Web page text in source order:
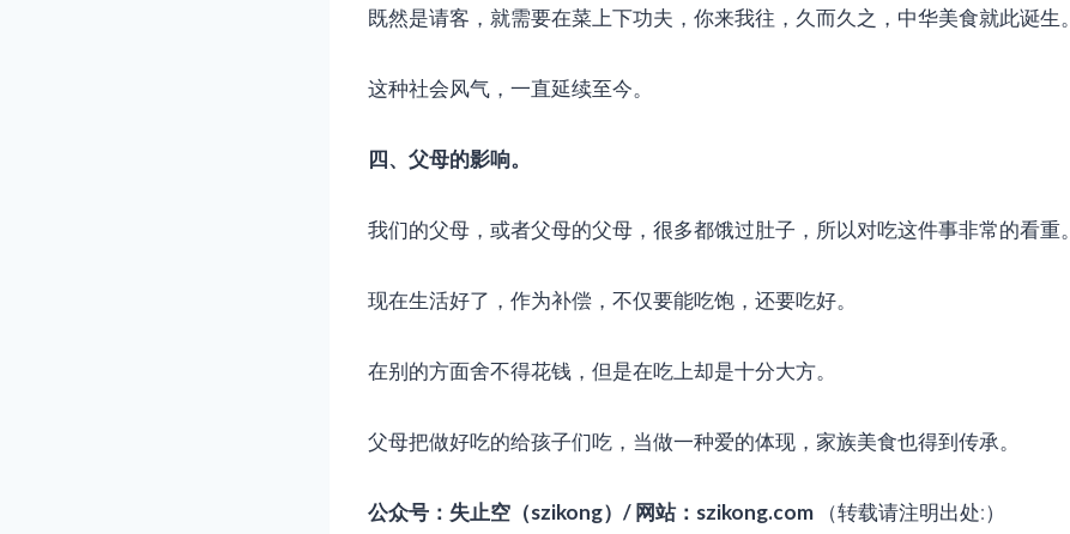
既然是请客，就需要在菜上下功夫，你来我往，久而久之，中华美食就此诞生。
这种社会风气，一直延续至今。
四、父母的影响。
我们的父母，或者父母的父母，很多都饿过肚子，所以对吃这件事非常的看重。
现在生活好了，作为补偿，不仅要能吃饱，还要吃好。
在别的方面舍不得花钱，但是在吃上却是十分大方。
父母把做好吃的给孩子们吃，当做一种爱的体现，家族美食也得到传承。
公众号：失止空（szikong）/ 网站：szikong.com （转载请注明出处:）